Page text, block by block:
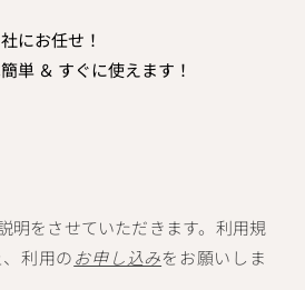
にお任せ！
単 ＆ すぐに使えます！
明をさせていただきます。利用規
利用のお申し込みをお願いしま